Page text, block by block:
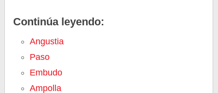
Continúa leyendo:
Angustia
Paso
Embudo
Ampolla